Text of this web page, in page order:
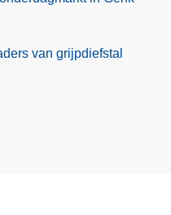
van grijpdiefstal